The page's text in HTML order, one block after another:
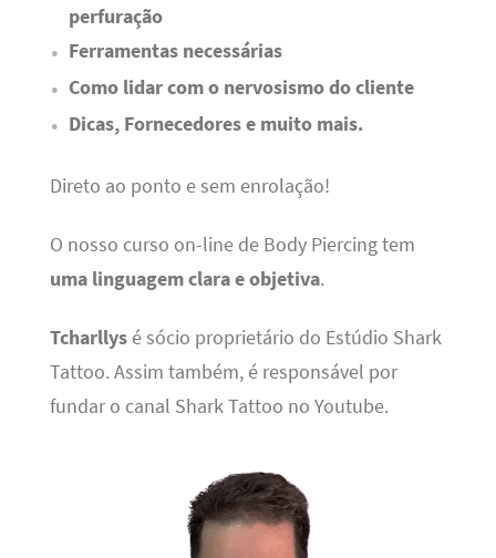
perfuração
Ferramentas necessárias
Como lidar com o nervosismo do cliente
Dicas, Fornecedores e muito mais.
Direto ao ponto e sem enrolação!
O nosso curso on-line de Body Piercing tem
uma linguagem clara e objetiva.
Tcharllysé sócio proprietário do Estúdio Shark
Tattoo. Assim também, é responsável por
fundar o canal Shark Tattoo no Youtube.